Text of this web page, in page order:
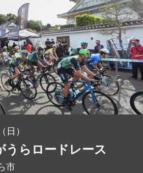
競技ガイド
加盟・登録
エントリー
SERIESとは
）
うらロードレース
市